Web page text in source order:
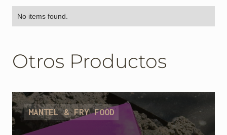
No items found.
Otros Productos
MANTEL & FRY FOOD